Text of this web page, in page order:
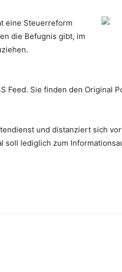
eine Steuerreform
die Befugnis gibt, im
Feed. Sie finden den Original
und distanziert sich
soll lediglich zum